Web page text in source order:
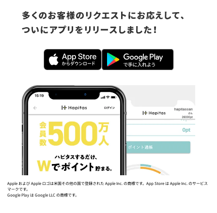
Apple および Apple ロゴは米国その他の国で登録された Apple Inc. の商標です。App Store は Apple Inc. のサービス
マークです。
Google Play は Google LLC の商標です。